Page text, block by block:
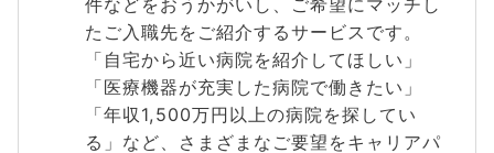
件などをおうかがいし、ご希望にマッチし
たご入職先をご紹介するサービスです。
「自宅から近い病院を紹介してほしい」
「医療機器が充実した病院で働きたい」
「年収1,500万円以上の病院を探してい
る」など、さまざまなご要望をキャリアパ